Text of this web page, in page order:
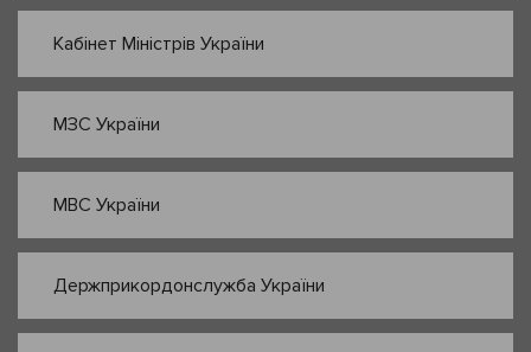
Кабінет Міністрів України
МЗС України
МВС України
Держприкордонслужба України